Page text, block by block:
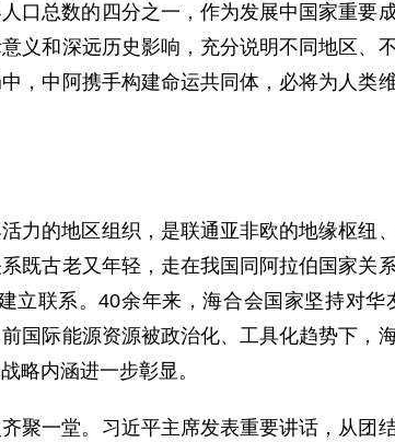
口总数的四分之一，作为发展中国家重要
义和深远历史影响，充分说明不同地区、
，中阿携手构建命运共同体，必将为人类
力的地区组织，是联通亚非欧的地缘枢纽
既古老又年轻，走在我国同阿拉伯国家关
立联系。40余年来，海合会国家坚持对
国际能源资源被政治化、工具化趋势下，
略内涵进一步彰显。
聚一堂。习近平主席发表重要讲话，从团